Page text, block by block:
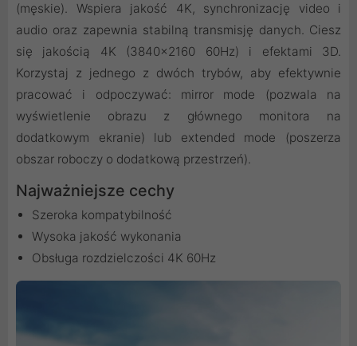
(męskie). Wspiera jakość 4K, synchronizację video i
audio oraz zapewnia stabilną transmisję danych. Ciesz
się jakością 4K (3840x2160 60Hz) i efektami 3D.
Korzystaj z jednego z dwóch trybów, aby efektywnie
pracować i odpoczywać: mirror mode (pozwala na
wyświetlenie obrazu z głównego monitora na
dodatkowym ekranie) lub extended mode (poszerza
obszar roboczy o dodatkową przestrzeń).
Najważniejsze cechy
Szeroka kompatybilność
Wysoka jakość wykonania
Obsługa rozdzielczości 4K 60Hz